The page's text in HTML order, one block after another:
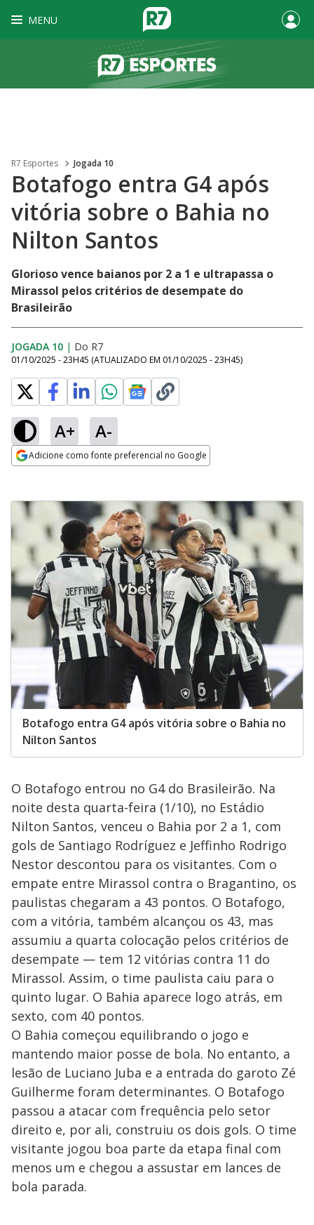
MENU
R7 Esportes Jogada 10
Botafogo entra G4 após
vitória sobre o Bahia no
Nilton Santos
Glorioso vence baianos por 2 a 1 e ultrapassa o
Mirassol pelos critérios de desempate do
Brasileirão
JOGADA 10 | Do R7
01/10/2025 - 23H45 (ATUALIZADO EM 01/10/2025 - 23H45)
A+ A-
Adicione como fonte preferencial no Google
Botafogo entra G4 após vitória sobre o Bahia no
Nilton Santos
O Botafogo entrou no G4 do Brasileirão. Na
noite desta quarta-feira (1/10), no Estádio
Nilton Santos, venceu o Bahia por 2 a 1, com
gols de Santiago Rodríguez e Jeffinho Rodrigo
Nestor descontou para os visitantes. Com o
empate entre Mirassol contra o Bragantino, os
paulistas chegaram a 43 pontos. O Botafogo,
com a vitória, também alcançou os 43, mas
assumiu a quarta colocação pelos critérios de
desempate — tem 12 vitórias contra 11 do
Mirassol. Assim, o time paulista caiu para o
quinto lugar. O Bahia aparece logo atrás, em
sexto, com 40 pontos.
O Bahia começou equilibrando o jogo e
mantendo maior posse de bola. No entanto, a
lesão de Luciano Juba e a entrada do garoto Zé
Guilherme foram determinantes. O Botafogo
passou a atacar com frequência pelo setor
direito e, por ali, construiu os dois gols. O time
visitante jogou boa parte da etapa final com
menos um e chegou a assustar em lances de
bola parada.